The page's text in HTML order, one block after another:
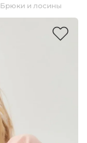
Брюки и лосины